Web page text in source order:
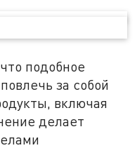
подобное
за собой
включая
делает